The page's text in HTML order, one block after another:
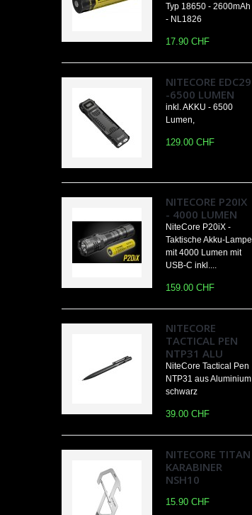
Typ 18650 - 2600mAh
- NL1826
17.90 CHF
NITECORE EDC29
-6500 LUMEN
inkl. AKKU - 6500
Lumen,
129.00 CHF
NITECORE P20IX
- 4000 LUMEN
NiteCore P20iX -
Taktische Akku-Lampe
mit 4000 Lumen mit
USB-C inkl....
159.00 CHF
NITECORE
TACTICAL PEN
NTP31 ALU
NiteCore Tactical Pen
NTP31 aus Aluminium
schwarz
39.00 CHF
NITECORE TITAN
KARABINER
NSH10
15.90 CHF